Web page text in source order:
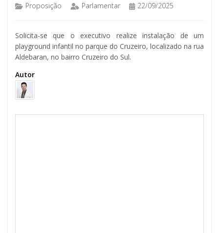
Proposição Parlamentar 22/09/2025
Solicita-se que o executivo realize instalação de um
playground infantil no parque do Cruzeiro, localizado na rua
Aldebaran, no bairro Cruzeiro do Sul.
Autor